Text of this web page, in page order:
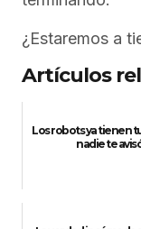
¿Estaremos a
Artículos
Los robots ya tienen
nadie te